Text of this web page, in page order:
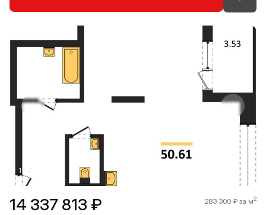
14 337 813 ₽ 283 300 ₽ за м2
1 / 8
Прокрутить влево